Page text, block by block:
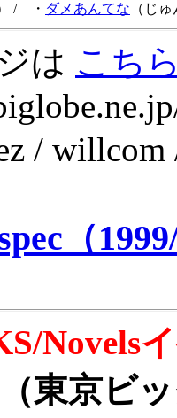
/ ・ ダメあんてな （じ
は こち
/
（
Novels
東京ビ